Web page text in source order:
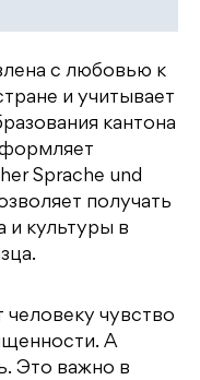
с любовью к
и учитывает
кантона
Sprache und
получать
и культуры в
человеку чувство
А
Это важно в